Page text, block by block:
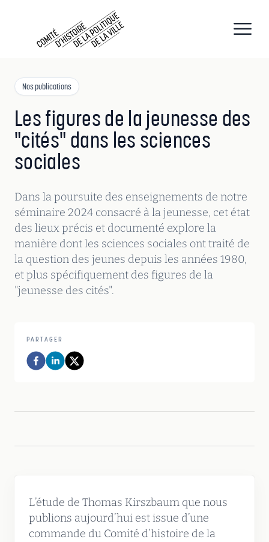
Nos publications
Les figures de la jeunesse des
"cités" dans les sciences
sociales
Dans la poursuite des enseignements de notre
séminaire 2024 consacré à la jeunesse, cet état
des lieux précis et documenté explore la
manière dont les sciences sociales ont traité de
la question des jeunes depuis les années 1980,
et plus spécifiquement des figures de la
"jeunesse des cités".
PARTAGER
L’étude de Thomas Kirszbaum que nous
publions aujourd’hui est issue d’une
commande du Comité d’histoire de la